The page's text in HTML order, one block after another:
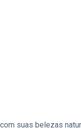
suas belezas